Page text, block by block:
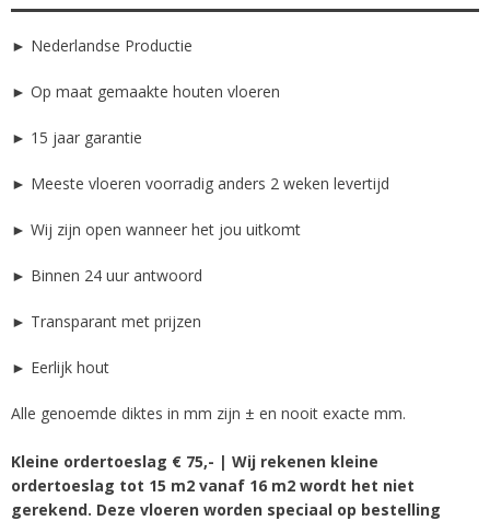
► Nederlandse Productie
► Op maat gemaakte houten vloeren
► 15 jaar garantie
► Meeste vloeren voorradig anders 2 weken levertijd
► Wij zijn open wanneer het jou uitkomt
► Binnen 24 uur antwoord
► Transparant met prijzen
► Eerlijk hout
Alle genoemde diktes in mm zijn ± en nooit exacte mm.
Kleine ordertoeslag € 75,- | Wij rekenen kleine
ordertoeslag tot 15 m2 vanaf 16 m2 wordt het niet
gerekend. Deze vloeren worden speciaal op bestelling